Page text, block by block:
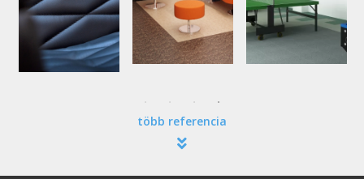
több referencia